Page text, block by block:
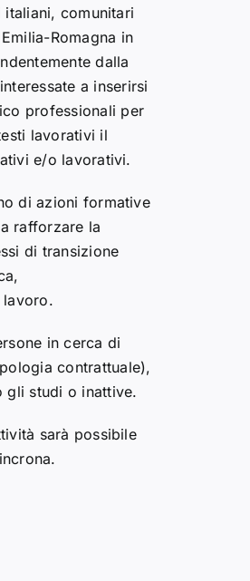
comunitari
Romagna in
dalla
a inserirsi
professionali per
lavorativi il
e/o lavorativi.
di azioni formative
rafforzare la
di transizione
lavoro.
in cerca di
contrattuale),
gli studi o inattive.
sarà possibile